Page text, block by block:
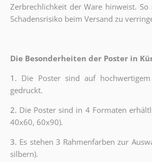
Zerbrechlichkeit der Ware hinweist.
Schadensrisiko beim Versand zu
Die Besonderheiten der Poster in
1. Die Poster sind auf
gedruckt.
2. Die Poster sind in 4 Formaten
40x60, 60x90).
3. Es stehen 3 Rahmenfarben zur
silbern).